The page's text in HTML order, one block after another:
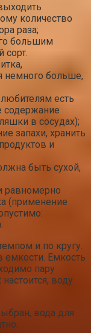
количество
раза;
большим
сорт.
немного больше,
есть
в сосудах);
запахи, хранить
и
быть сухой,
равномерно
(применение
и по кругу.
емкости. Емкость
пару
воду
вода для